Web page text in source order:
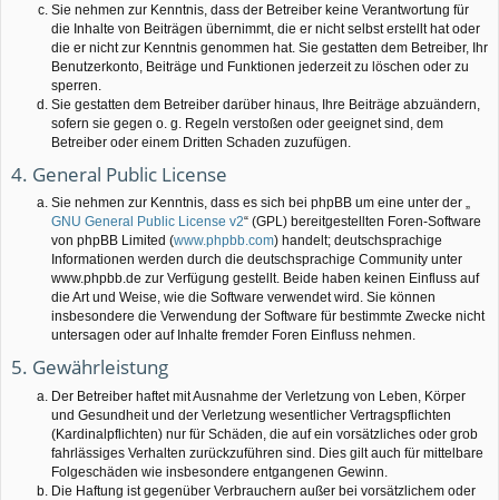
Sie nehmen zur Kenntnis, dass der Betreiber keine Verantwortung für
die Inhalte von Beiträgen übernimmt, die er nicht selbst erstellt hat oder
die er nicht zur Kenntnis genommen hat. Sie gestatten dem Betreiber, Ihr
Benutzerkonto, Beiträge und Funktionen jederzeit zu löschen oder zu
sperren.
Sie gestatten dem Betreiber darüber hinaus, Ihre Beiträge abzuändern,
sofern sie gegen o. g. Regeln verstoßen oder geeignet sind, dem
Betreiber oder einem Dritten Schaden zuzufügen.
4. General Public License
Sie nehmen zur Kenntnis, dass es sich bei phpBB um eine unter der „
GNU General Public License v2“ (GPL) bereitgestellten Foren-Software
von phpBB Limited (www.phpbb.com) handelt; deutschsprachige
Informationen werden durch die deutschsprachige Community unter
www.phpbb.de zur Verfügung gestellt. Beide haben keinen Einfluss auf
die Art und Weise, wie die Software verwendet wird. Sie können
insbesondere die Verwendung der Software für bestimmte Zwecke nicht
untersagen oder auf Inhalte fremder Foren Einfluss nehmen.
5. Gewährleistung
Der Betreiber haftet mit Ausnahme der Verletzung von Leben, Körper
und Gesundheit und der Verletzung wesentlicher Vertragspflichten
(Kardinalpflichten) nur für Schäden, die auf ein vorsätzliches oder grob
fahrlässiges Verhalten zurückzuführen sind. Dies gilt auch für mittelbare
Folgeschäden wie insbesondere entgangenen Gewinn.
Die Haftung ist gegenüber Verbrauchern außer bei vorsätzlichem oder